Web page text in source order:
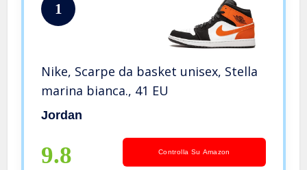
1
Nike, Scarpe da basket unisex, Stella
marina bianca., 41 EU
Jordan
9.8 Controlla Su Amazon